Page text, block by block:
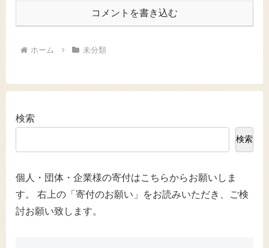
コメントを書き込む
ホーム 未分類
検索
検索
個人・団体・企業様の寄付はこちらからお願いしま
す。 右上の「寄付のお願い」をお読みいただき、ご検
討お願い致します。